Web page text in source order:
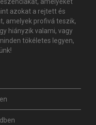
azokat a rejtett és
amelyek profivá teszik,
hiányzik valami, vagy
tökéletes legyen,